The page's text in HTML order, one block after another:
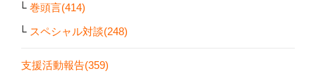
巻頭言(414)
スペシャル対談(248)
支援活動報告(359)